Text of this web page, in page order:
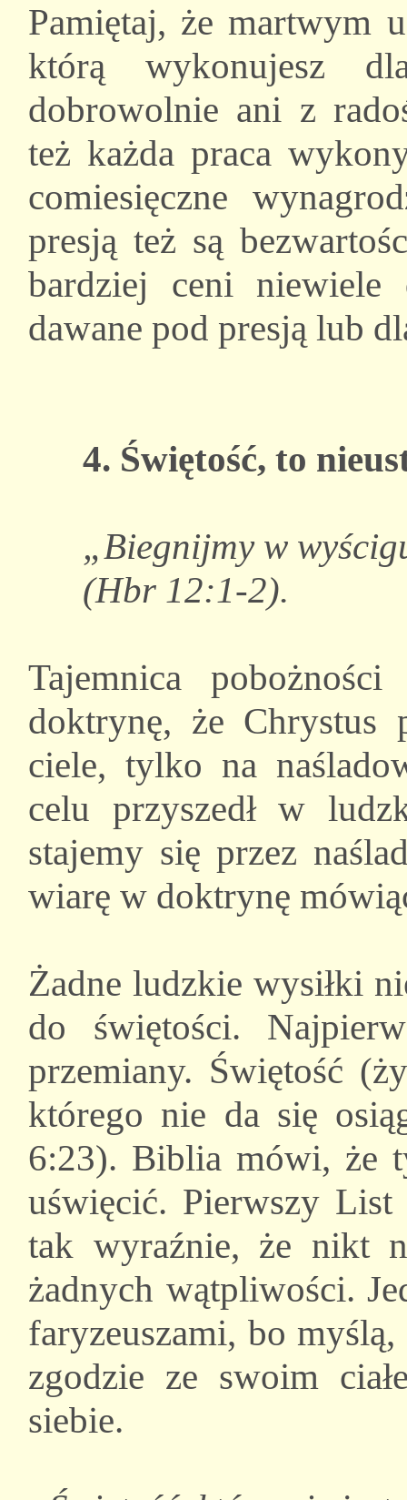
Pamiętaj, że martwym
którą wykonujesz
dobrowolnie ani z
też każda praca
comiesięczne
presją też są
bardziej ceni niewiele
dawane pod presją lub
4. Świętość, to
„Biegnijmy w
(Hbr 12:1-2).
Tajemnica
doktrynę, że Chrystus
ciele, tylko na
celu przyszedł w
stajemy się przez
wiarę w doktrynę
Żadne ludzkie wysiłki
do świętości.
przemiany. Świętość
którego nie da się
6:23). Biblia mówi, że
uświęcić. Pierwszy
tak wyraźnie, że nikt
żadnych wątpliwości.
faryzeuszami, bo
zgodzie ze swoim
siebie.